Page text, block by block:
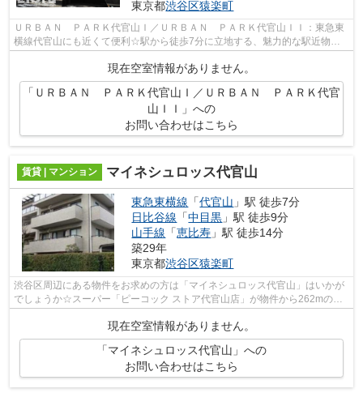
東京都渋谷区猿楽町
ＵＲＢＡＮ ＰＡＲＫ代官山Ｉ／ＵＲＢＡＮ ＰＡＲＫ代官山ＩＩ：東急東
横線代官山にも近くて便利☆駅から徒歩7分に立地する、魅力的な駅近物件
現在空室情報がありません。
「ＵＲＢＡＮ ＰＡＲＫ代官山Ｉ／ＵＲＢＡＮ ＰＡＲＫ代官
山ＩＩ」への
お問い合わせはこちら
賃貸 | マンション マイネシュロッス代官山
東急東横線 「代官山 」駅 徒歩7分
日比谷線 「中目黒 」駅 徒歩9分
山手線 「恵比寿 」駅 徒歩14分
築29年
東京都渋谷区猿楽町
渋谷区周辺にある物件をお求めの方は「マイネシュロッス代官山」はいかが
でしょうか☆スーパー「ピーコック ストア代官山店」が物件から262mのと
現在空室情報がありません。
「マイネシュロッス代官山」への
お問い合わせはこちら